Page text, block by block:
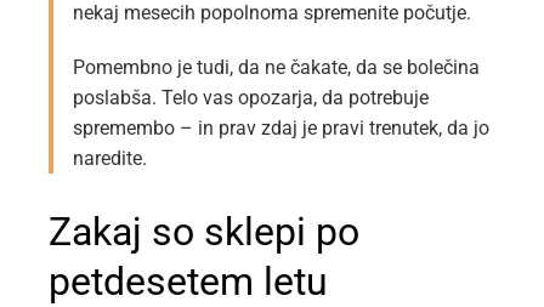
nekaj mesecih popolnoma spremenite počutje.
Pomembno je tudi, da ne čakate, da se bolečina
poslabša. Telo vas opozarja, da potrebuje
spremembo – in prav zdaj je pravi trenutek, da jo
naredite.
Zakaj so sklepi po
petdesetem letu